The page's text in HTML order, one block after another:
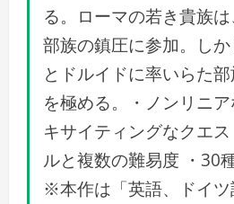
る。ローマの若き貴族
部族の鎮圧に参加。し
とドルイドに率いらた
を極める。・ノンリニ
キサイティングなクエ
ルと複数の難易度 ・30
※本作は「英語、ドイツ